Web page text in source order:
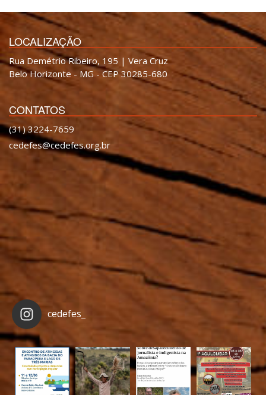
LOCALIZAÇÃO
Rua Demétrio Ribeiro, 195 | Vera Cruz
Belo Horizonte - MG - CEP 30285-680
CONTATOS
(31) 3224-7659
cedefes@cedefes.org.br
cedefes_